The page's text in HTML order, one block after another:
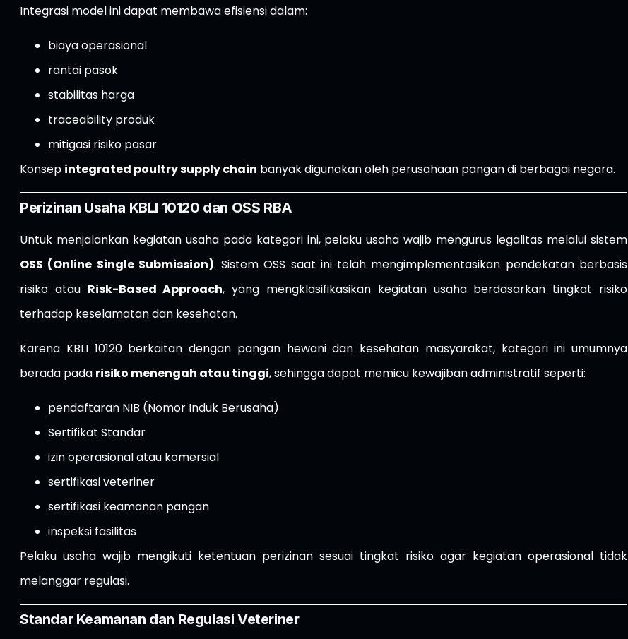
Integrasi model ini dapat membawa efisiensi dalam:
biaya operasional
rantai pasok
stabilitas harga
traceability produk
mitigasi risiko pasar
Konsep integrated poultry supply chain banyak digunakan oleh perusahaan pangan di berbagai negara.
Perizinan Usaha KBLI 10120 dan OSS RBA
Untuk menjalankan kegiatan usaha pada kategori ini, pelaku usaha wajib mengurus legalitas melalui sistem
OSS (Online Single Submission). Sistem OSS saat ini telah mengimplementasikan pendekatan berbasis
risiko atau Risk-Based Approach, yang mengklasifikasikan kegiatan usaha berdasarkan tingkat risiko
terhadap keselamatan dan kesehatan.
Karena KBLI 10120 berkaitan dengan pangan hewani dan kesehatan masyarakat, kategori ini umumnya
berada pada risiko menengah atau tinggi, sehingga dapat memicu kewajiban administratif seperti:
pendaftaran NIB (Nomor Induk Berusaha)
Sertifikat Standar
izin operasional atau komersial
sertifikasi veteriner
sertifikasi keamanan pangan
inspeksi fasilitas
Pelaku usaha wajib mengikuti ketentuan perizinan sesuai tingkat risiko agar kegiatan operasional tidak
melanggar regulasi.
Standar Keamanan dan Regulasi Veteriner